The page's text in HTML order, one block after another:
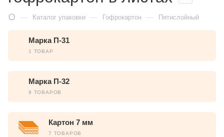
— Каталог упаковки — Гофрокартон — Пятислойный
Марка П-31
1 ТОВАР
Марка П-32
9 ТОВАРОВ
Картон 7 мм
7 ТОВАРОВ